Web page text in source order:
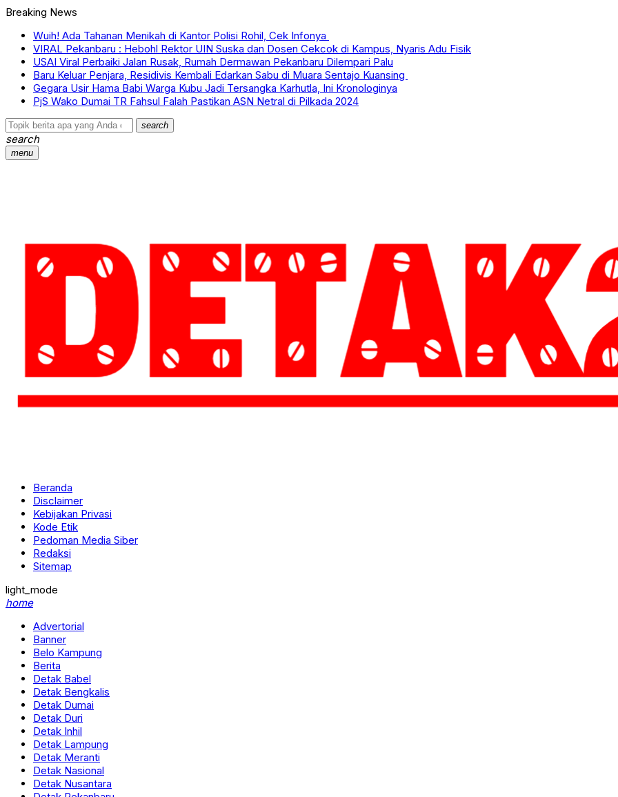
Breaking News
Wuih! Ada Tahanan Menikah di Kantor Polisi Rohil, Cek Infonya
VIRAL Pekanbaru : Hebohl Rektor UIN Suska dan Dosen Cekcok di Kampus, Nyaris Adu Fisik
USAI Viral Perbaiki Jalan Rusak, Rumah Dermawan Pekanbaru Dilempari Palu
Baru Keluar Penjara, Residivis Kembali Edarkan Sabu di Muara Sentajo Kuansing
Gegara Usir Hama Babi Warga Kubu Jadi Tersangka Karhutla, Ini Kronologinya
PjS Wako Dumai TR Fahsul Falah Pastikan ASN Netral di Pilkada 2024
search
search
menu
Beranda
Disclaimer
Kebijakan Privasi
Kode Etik
Pedoman Media Siber
Redaksi
Sitemap
light_mode
home
Advertorial
Banner
Belo Kampung
Berita
Detak Babel
Detak Bengkalis
Detak Dumai
Detak Duri
Detak Inhil
Detak Lampung
Detak Meranti
Detak Nasional
Detak Nusantara